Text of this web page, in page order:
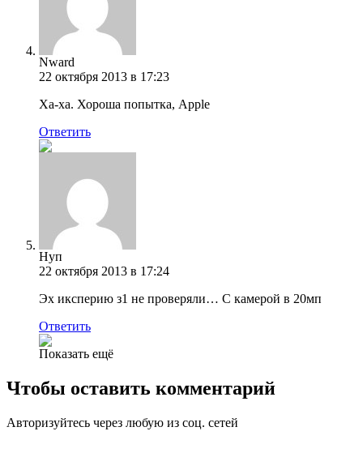
Nward
22 октября 2013 в 17:23
Ха-ха. Хороша попытка, Apple
Ответить
Нуп
22 октября 2013 в 17:24
Эх иксперию з1 не проверяли… С камерой в 20мп
Ответить
Показать ещё
Чтобы оставить комментарий
Авторизуйтесь через любую из соц. сетей